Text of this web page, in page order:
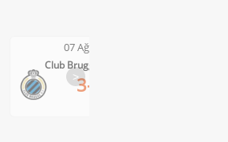
07 Ağustos
Club Brugge-Kortrijk
3-0
>